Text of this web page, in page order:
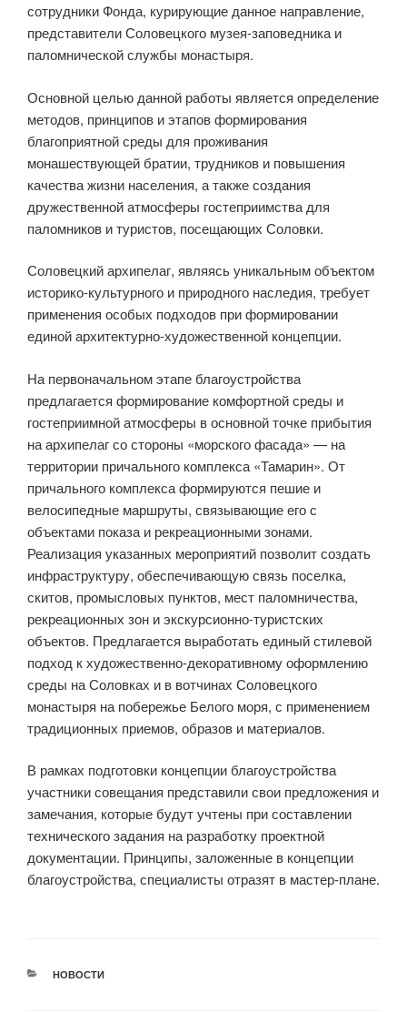
сотрудники Фонда, курирующие данное направление,
представители Соловецкого музея-заповедника и
паломнической службы монастыря.
Основной целью данной работы является определение
методов, принципов и этапов формирования
благоприятной среды для проживания
монашествующей братии, трудников и повышения
качества жизни населения, а также создания
дружественной атмосферы гостеприимства для
паломников и туристов, посещающих Соловки.
Соловецкий архипелаг, являясь уникальным объектом
историко-культурного и природного наследия, требует
применения особых подходов при формировании
единой архитектурно-художественной концепции.
На первоначальном этапе благоустройства
предлагается формирование комфортной среды и
гостеприимной атмосферы в основной точке прибытия
на архипелаг со стороны «морского фасада» — на
территории причального комплекса «Тамарин». От
причального комплекса формируются пешие и
велосипедные маршруты, связывающие его с
объектами показа и рекреационными зонами.
Реализация указанных мероприятий позволит создать
инфраструктуру, обеспечивающую связь поселка,
скитов, промысловых пунктов, мест паломничества,
рекреационных зон и экскурсионно-туристских
объектов. Предлагается выработать единый стилевой
подход к художественно-декоративному оформлению
среды на Соловках и в вотчинах Соловецкого
монастыря на побережье Белого моря, с применением
традиционных приемов, образов и материалов.
В рамках подготовки концепции благоустройства
участники совещания представили свои предложения и
замечания, которые будут учтены при составлении
технического задания на разработку проектной
документации. Принципы, заложенные в концепции
благоустройства, специалисты отразят в мастер-плане.
РУБРИКИ
НОВОСТИ